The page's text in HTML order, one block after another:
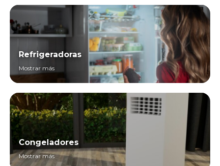
Refrigeradoras
Mostrar más
Congeladores
Mostrar más